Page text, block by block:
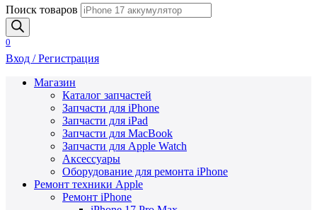
Поиск товаров
0
Вход / Регистрация
Магазин
Каталог запчастей
Запчасти для iPhone
Запчасти для iPad
Запчасти для MacBook
Запчасти для Apple Watch
Аксессуары
Оборудование для ремонта iPhone
Ремонт техники Apple
Ремонт iPhone